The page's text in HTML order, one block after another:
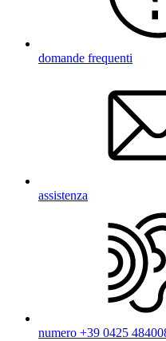
domande frequenti
assistenza
numero +39 0425